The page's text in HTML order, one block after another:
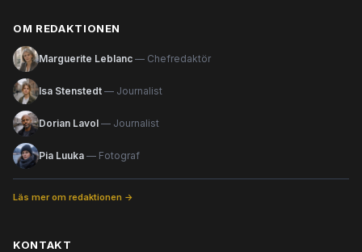
OM REDAKTIONEN
Marguerite Leblanc — Chefredaktör
Isa Stenstedt — Journalist
Dorian Lavol — Journalist
Pia Luuka — Fotograf
Läs mer om redaktionen →
KONTAKT